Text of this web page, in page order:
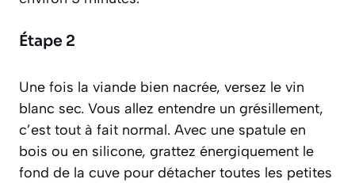
Étape 2
Une fois la viande bien nacrée, versez le vin
blanc sec. Vous allez entendre un grésillement,
c’est tout à fait normal. Avec une spatule en
bois ou en silicone, grattez énergiquement le
fond de la cuve pour détacher toutes les petites